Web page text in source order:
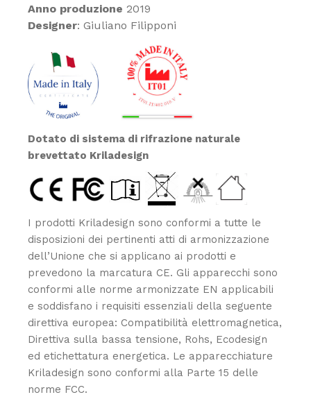
Anno produzione 2019
Designer: Giuliano Filipponi
Dotato di sistema di rifrazione naturale
brevettato Kriladesign
I prodotti Kriladesign sono conformi a tutte le
disposizioni dei pertinenti atti di armonizzazione
dell’Unione che si applicano ai prodotti e
prevedono la marcatura CE. Gli apparecchi sono
conformi alle norme armonizzate EN applicabili
e soddisfano i requisiti essenziali della seguente
direttiva europea: Compatibilità elettromagnetica,
Direttiva sulla bassa tensione, Rohs, Ecodesign
ed etichettatura energetica. Le apparecchiature
Kriladesign sono conformi alla Parte 15 delle
norme FCC.